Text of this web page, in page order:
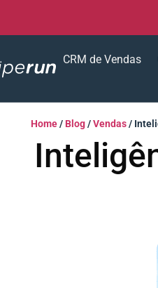
CRM de Vendas
Home/ Blog/Vendas/